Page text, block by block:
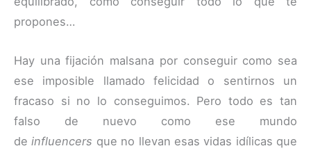
propones…
Hay una fijación malsana por conseguir como sea
ese imposible llamado felicidad o sentirnos un
fracaso si no lo conseguimos. Pero todo es tan
falso de nuevo como ese mundo
deinfluencers que no llevan esas vidas idílicas que